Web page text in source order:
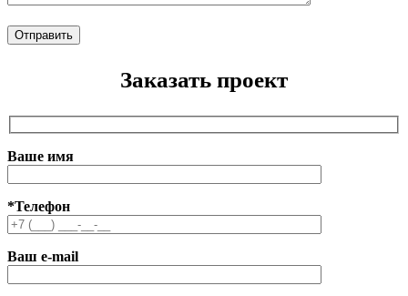
Заказать проект
Ваше имя
*Телефон
Ваш e-mail